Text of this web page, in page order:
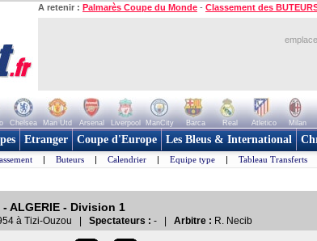
A retenir : Palmarès Coupe du Monde - Classement des
Chelsea Man Utd Arsenal Liverpool ManCity Barca Real Atletico Milan
Etranger Coupe d'Europe Les Bleus & International
| Buteurs | Calendrier | Equipe type | Tableau Transferts
ALGERIE - Division 1
à Tizi-Ouzou | Spectateurs : - | Arbitre : R. Necib